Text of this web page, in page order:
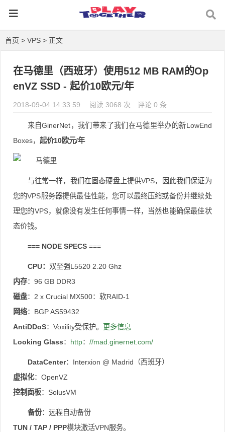
首页 > VPS > 正文
在马德里（西班牙）使用512 MB RAM的Op
enVZ SSD - 起价10欧元/年
2018-09-04 14:33:59 阅读 3068 次 评论 0 条
来自GinerNet，我们带来了我们在马德里举办的新LowEnd
Boxes， 起价10欧元/年
与往常一样，我们在固态硬盘上提供VPS，因此我们保证为
您的VPS服务器提供最佳性能，您可以最终压缩或备份并继续处
理您的VPS，就像没有发生任何事情一样，当然也能确保最佳状
态价钱。
=== NODE SPECS===
CPU： 双至强L5520 2.20 Ghz
内存：96 GB DDR3
磁盘：2 x Crucial MX500：软RAID-1
网络：BGP AS59432
AntiDDoS：Voxility受保护。
更多信息
Looking Glass： http： //mad.ginernet.com/
DataCenter：Interxion @ Madrid（西班牙）
虚拟化：OpenVZ
控制面板：SolusVM
备份：远程自动备份
TUN / TAP / PPP模块激活VPN服务。